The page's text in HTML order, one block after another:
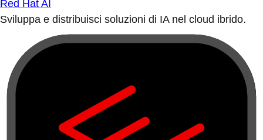
Red Hat AI
Sviluppa e distribuisci soluzioni di IA nel cloud ibrido.